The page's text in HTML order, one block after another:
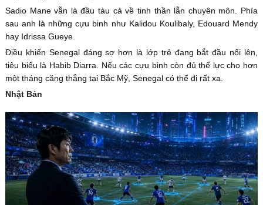
Sadio Mane vẫn là đầu tàu cả về tinh thần lẫn chuyên môn. Phía
sau anh là những cựu binh như Kalidou Koulibaly, Edouard Mendy
hay Idrissa Gueye.
Điều khiến Senegal đáng sợ hơn là lớp trẻ đang bắt đầu nổi lên,
tiêu biểu là Habib Diarra. Nếu các cựu binh còn đủ thể lực cho hơn
một tháng căng thẳng tại Bắc Mỹ, Senegal có thể đi rất xa.
Nhật Bản